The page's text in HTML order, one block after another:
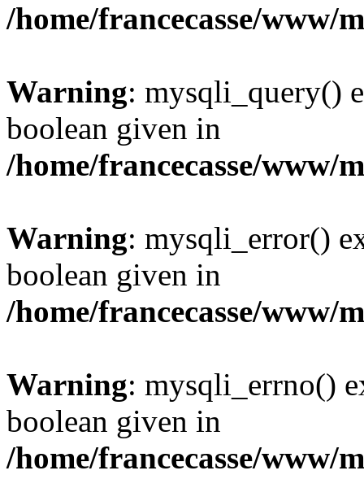
/home/francecasse/www/
Warning: mysqli_query()
boolean given in
/home/francecasse/www/
Warning: mysqli_error()
boolean given in
/home/francecasse/www/
Warning: mysqli_errno()
boolean given in
/home/francecasse/www/